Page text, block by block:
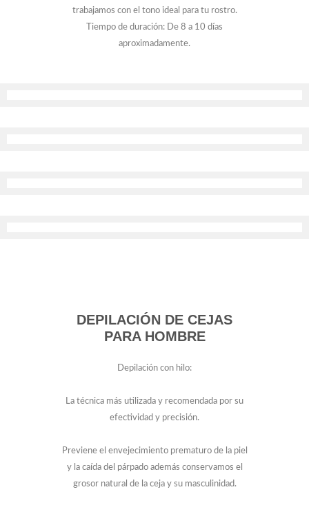
trabajamos con el tono ideal para tu rostro.
Tiempo de duración: De 8 a 10 días
aproximadamente.
DEPILACIÓN DE CEJAS
PARA HOMBRE
Depilación con hilo:
La técnica más utilizada y recomendada por su
efectividad y precisión.
Previene el envejecimiento prematuro de la piel
y la caída del párpado además conservamos el
grosor natural de la ceja y su masculinidad.